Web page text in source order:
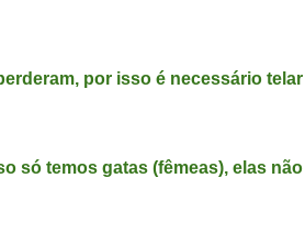
por isso é necessário telar
só temos gatas (fêmeas), elas não